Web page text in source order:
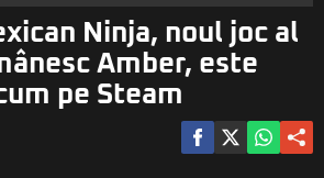
Ninja, noul joc al
Amber, este
pe Steam